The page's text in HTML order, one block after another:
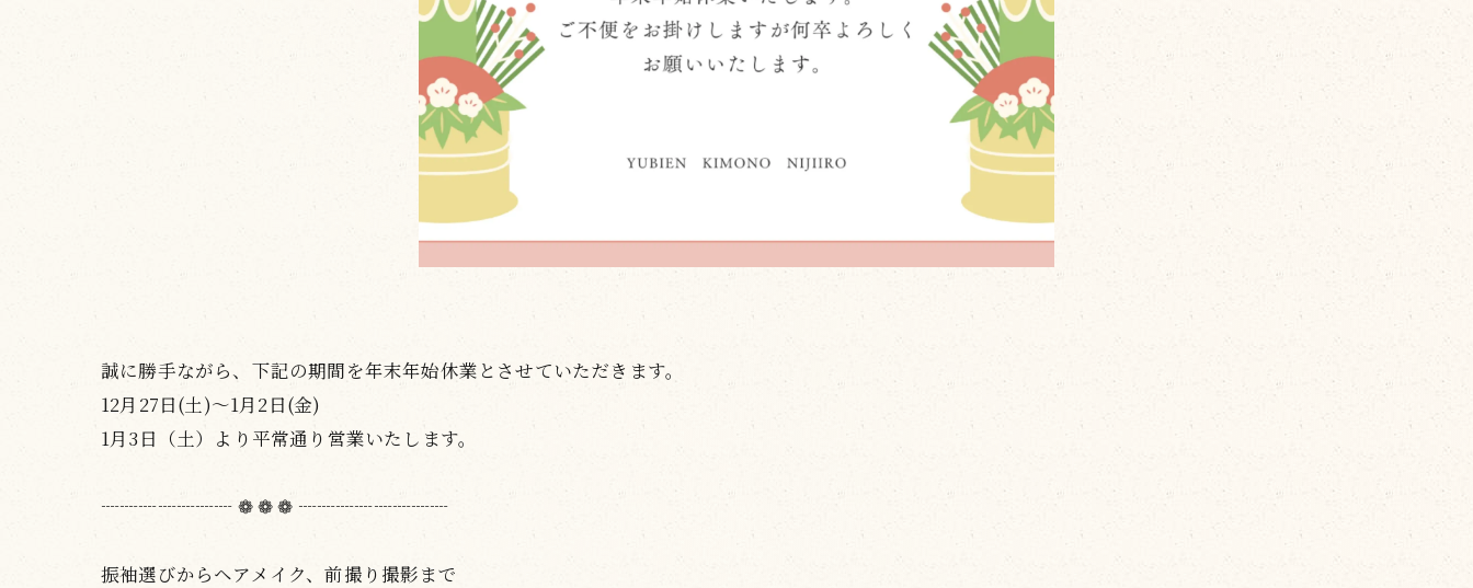
誠に勝手ながら、下記の期間を年末年始休業とさせていただきます。
12月27日(土)〜1月2日(金)
1月3日（土）より平常通り営業いたします。
┈┈┈┈┈┈┈ ❁ ❁ ❁ ┈┈┈┈┈┈┈┈
振袖選びからヘアメイク、前撮り撮影まで